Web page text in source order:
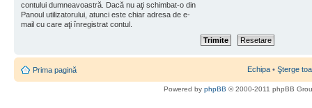
contului dumneavoastră. Dacă nu aţi schimbat-o din
Panoul utilizatorului, atunci este chiar adresa de e-
mail cu care aţi înregistrat contul.
Prima pagină Echipa • Şterge
Powered by phpBB © 2000-2011 phpBB